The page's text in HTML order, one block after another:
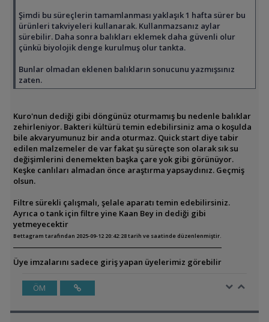
Şimdi bu süreçlerin tamamlanması yaklaşık 1 hafta sürer bu
ürünleri takviyeleri kullanarak. Kullanmazsanız aylar
sürebilir. Daha sonra balıkları eklemek daha güvenli olur
çünkü biyolojik denge kurulmuş olur tankta.
Bunlar olmadan eklenen balıkların sonucunu yazmışsınız
zaten.
Kuro'nun dediği gibi döngünüz oturmamış bu nedenle balıklar
zehirleniyor. Bakteri kültürü temin edebilirsiniz ama o koşulda
bile akvaryumunuz bir anda oturmaz. Quick start diye tabir
edilen malzemeler de var fakat şu süreçte son olarak sık su
değişimlerini denemekten başka çare yok gibi görünüyor.
Keşke canlıları almadan önce araştırma yapsaydınız. Geçmiş
olsun.
Filtre sürekli çalışmalı, şelale aparatı temin edebilirsiniz.
Ayrıca o tank için filtre yine Kaan Bey in dediği gibi
yetmeyecektir
Bettagram tarafından 2025-09-12 20:42:28 tarih ve saatinde düzenlenmiştir.
Üye imzalarını sadece giriş yapan üyelerimiz görebilir
ÖM